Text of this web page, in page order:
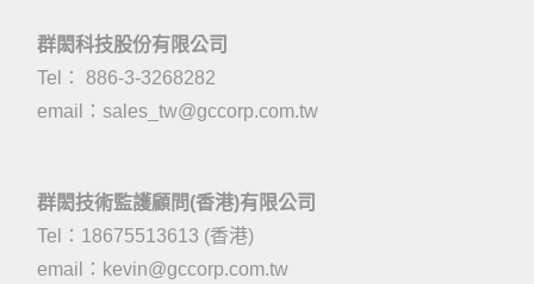
群閎科技股份有限公司
Tel： 886-3-3268282
email： sales_tw@gccorp.com.tw
群閎技術監護顧問(香港)有限公司
Tel：18675513613 (香港)
email： kevin@gccorp.com.tw